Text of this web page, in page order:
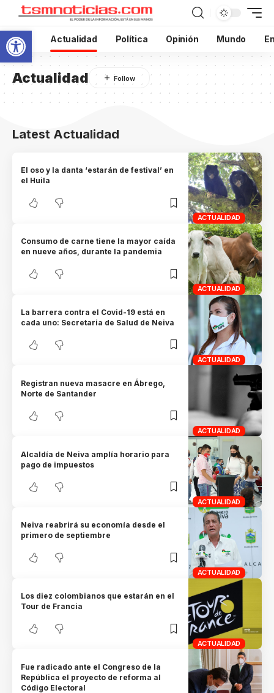
Abrir barra de herramientas
Inicio Actualidad Política Opinión Mundo
Actualidad
Latest Actualidad
ACTUALIDAD
El oso y la danta ‘estarán de festival’ en
el Huila
ACTUALIDAD
Consumo de carne tiene la mayor caída
en nueve años, durante la pandemia
ACTUALIDAD
La barrera contra el Covid-19 está en
cada uno: Secretaria de Salud de Neiva
ACTUALIDAD
Registran nueva masacre en Ábrego,
Norte de Santander
ACTUALIDAD
Alcaldía de Neiva amplía horario para
pago de impuestos
ACTUALIDAD
Neiva reabrirá su economía desde el
primero de septiembre
ACTUALIDAD
Los diez colombianos que estarán en el
Tour de Francia
Fue radicado ante el Congreso de la
República el proyecto de reforma al
Código Electoral